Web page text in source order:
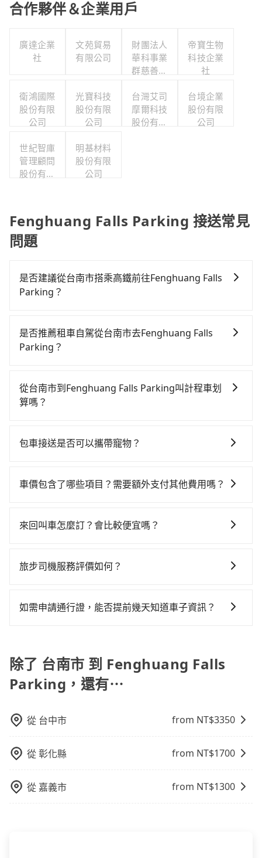
合作夥伴＆企業用戶
廣達企業
社
文苑貿易
有限公司
財團法人
華科事業
群慈善基
帝寶生物
科技企業
社
衛鴻國際
股份有限
公司
光寶科技
股份有限
公司
台灣艾司
摩爾科技
股份有限
台境企業
股份有限
公司
世紀智庫
管理顧問
股份有限
明基材料
股份有限
公司
Fenghuang Falls Parking 接送常見
問題
是否建議從台南市搭乘高鐵前往Fenghuang Falls
Parking？
擇，高鐵較貴、費時、轉車麻煩，且難叫計程車前往高
鐵站！台南-嘉義雖然一天最多時有60班車次，從最早
站，叫一輛計程車花費約300元、車程約25分鐘。抵達
高鐵站後，步行進站、現場購票並於月台排隊的時間約
等待車站前排班的計程車，搭上小黃後約花45分鐘、車
設3位同行，高鐵加轉乘之平均每人花費為610元。不過
雙北大城市的20倍。縱使幸運攔到一輛小黃了，台南市
送，則每人平均花費約610元，費時1小時5分鐘。選擇
不馬上來預約tripool！如果你僅有兩位乘車，也可參考
是否推薦租車自駕從台南市去Fenghuang Falls
Parking？
時不需要閉目養神（因為要自己開車），最重要的是你
當天就要來回，那在台南路邊可隨租隨借的iRent應該是
市（東區）到Fenghuang Falls Parking的花費預估為
時40元路邊停車費用預估進去，但額外的汽車保險與可
差的車款，如果人數超過四位，更是沒有較大的七人座
凹的車門仍未被修理，每一次租車都好像在開樂透一
車位，對於急著用車或者要載其他乘客的人來說就有不
就顯得非常不便。
從台南市到Fenghuang Falls Parking叫計程車划
算嗎？
灣大車隊、Uber、Line Taxi、Yoxi等，如果在路邊攔不
隊等叫車看看。依照里程跳錶計算，價格約為
意台南市僅有合法計程車約4,140輛，計程車密度為雙北
Fenghuang Falls Parking所在的嘉義縣的計程車更難
現場議價，建議最好先上網預約，以免當場被坑受騙。
高可省$900。
包車接送是否可以攜帶寵物？
預定時特別勾選，是可以讓置入提籠或提袋內的中小型
車價包含了哪些項目？需要額外支付其他費用嗎？
路費、油資、保險、小費，司機的餐費與住宿費不需要
來回叫車怎麼訂？會比較便宜嗎？
趟車的資訊，所以如果需要來回叫車，請分兩筆訂單預
不限單程或來回。
旅步司機服務評價如何？
機非常高的評價，認為他們非常專業且親切！讓他們的
如需申請通行證，能否提前幾天知道車子資訊？
在用車前一天才開始安排車輛，並於用車前一天晚上8點
提供服務司機和車輛資訊。如果您有特殊的用車需求，
可事先將您的需求寄至旅步的客服信箱：
協助安排。」
除了 台南市 到 Fenghuang Falls
Parking，還有⋯
從 台中市 from NT$3350
從彰化縣 from NT$1700
從 嘉義市 from NT$1300